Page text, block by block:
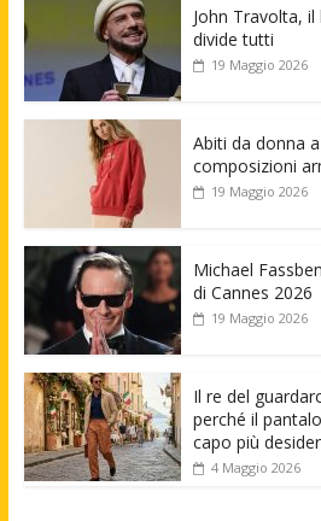
John Travolta,
divide tutti
19 Maggio 2026
Abiti da donna
composizioni
19 Maggio 2026
Michael
di Cannes 2026
19 Maggio 2026
Il re del
perché il
capo più
4 Maggio 2026